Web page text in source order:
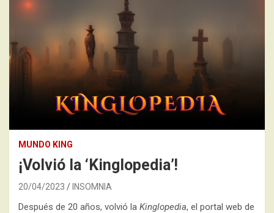
MUNDO KING
¡Volvió la ‘Kinglopedia’!
20/04/2023 INSOMNIA
Después de 20 años, volvió la Kinglopedia, el portal web de